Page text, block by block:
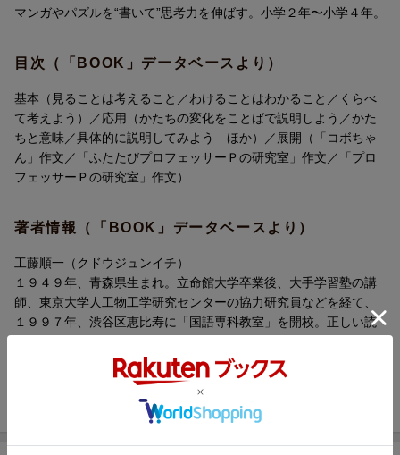
マンガやパズルを“書いて”思考力を伸ばす。小学２年〜小学４年。
目次（「BOOK」データベースより）
基本（見ることは考えること／わけることはわかること／くらべ
て考えよう）／応用（かたちの変化をことばで説明しよう／かた
ちと意味／具体的に説明してみよう ほか）／展開（「コボちゃ
ん」作文／「ふたたびプロフェッサーＰの研究室」作文／「プロ
フェッサーＰの研究室」作文）
著者情報（「BOOK」データベースより）
工藤順一（クドウジュンイチ）
１９４９年、青森県生まれ。立命館大学卒業後、大手学習塾の講
師、東京大学人工物工学研究センターの協力研究員などを経て、
１９９７年、渋谷区恵比寿に「国語専科教室」を開校。正しい読
たちや受験生に国語を教えている。現在、法政大学で非常勤講師
（本データはこの書籍が刊行された当時に掲載されていたもので